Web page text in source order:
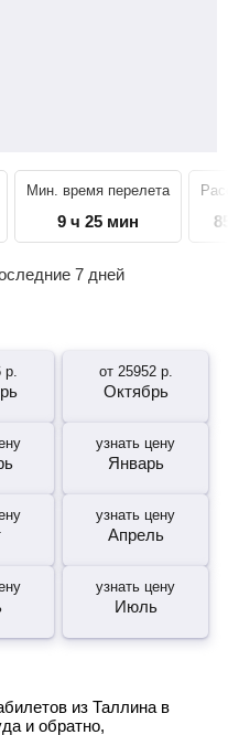
Мин. время перелета
9 ч 25 мин
7 дней
р. от 25952р.
Октябрь
узнать цену
Январь
узнать цену
Апрель
узнать цену
Июль
из Таллина в
и обратно,